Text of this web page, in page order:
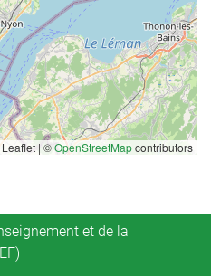
Leaflet | ©OpenStreetMapcontributors
et de la